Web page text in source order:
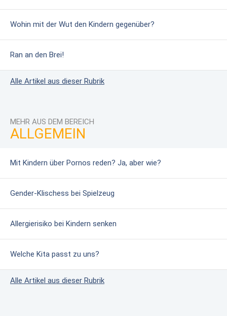
Wohin mit der Wut den Kindern gegenüber?
Ran an den Brei!
Alle Artikel aus dieser Rubrik
MEHR AUS DEM BEREICH
ALLGEMEIN
Mit Kindern über Pornos reden? Ja, aber wie?
Gender-Klischess bei Spielzeug
Allergierisiko bei Kindern senken
Welche Kita passt zu uns?
Alle Artikel aus dieser Rubrik